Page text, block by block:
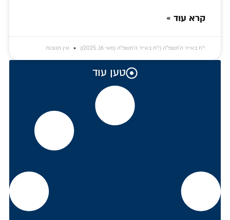
קרא עוד »
י״ח באייר ה׳תשפ״ה (י״ח באייר ה׳תשפ״ה (מאי 16, 2025)) אין תגובות
טען עוד